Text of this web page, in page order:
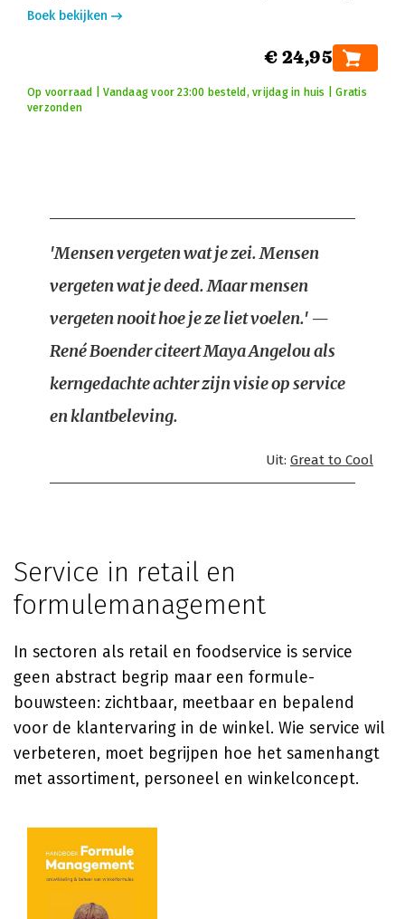
Boek bekijken
€ 24,95
Op voorraad | Vandaag voor 23:00 besteld, vrijdag in huis | Gratis
verzonden
'Mensen vergeten wat je zei. Mensen
vergeten wat je deed. Maar mensen
vergeten nooit hoe je ze liet voelen.' —
René Boender citeert Maya Angelou als
kerngedachte achter zijn visie op service
en klantbeleving.
Uit: Great to Cool
Service in retail en
formulemanagement
In sectoren als retail en foodservice is service
geen abstract begrip maar een formule-
bouwsteen: zichtbaar, meetbaar en bepalend
voor de klantervaring in de winkel. Wie service wil
verbeteren, moet begrijpen hoe het samenhangt
met assortiment, personeel en winkelconcept.